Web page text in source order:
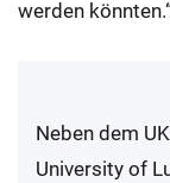
werden
Neben dem
University of